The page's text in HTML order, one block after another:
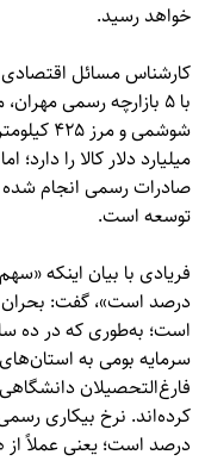
خواهد رسید.
کارشناس مسائل اقتصادی
با ۵ بازارچه رسمی
صادرات رسمی انجام
توسعه است.
درصد است»، گفت: بحران
فارغ‌التحصیلان
درصد است؛ یعنی عملاً از